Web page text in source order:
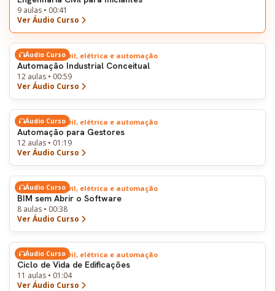
9 aulas • 00:41
Ver Áudio Curso
Áudio Curso
Engenharia civil, elétrica e automação
Automação Industrial Conceitual
12 aulas • 00:59
Ver Áudio Curso
Áudio Curso
Engenharia civil, elétrica e automação
Automação para Gestores
12 aulas • 01:19
Ver Áudio Curso
Áudio Curso
Engenharia civil, elétrica e automação
BIM sem Abrir o Software
8 aulas • 00:38
Ver Áudio Curso
Áudio Curso
Engenharia civil, elétrica e automação
Ciclo de Vida de Edificações
11 aulas • 01:04
Ver Áudio Curso